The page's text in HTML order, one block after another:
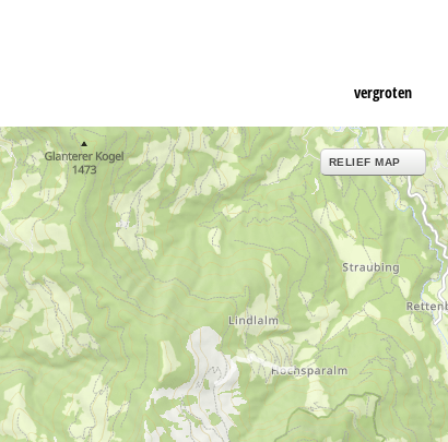
vergroten
RELIEF MAP